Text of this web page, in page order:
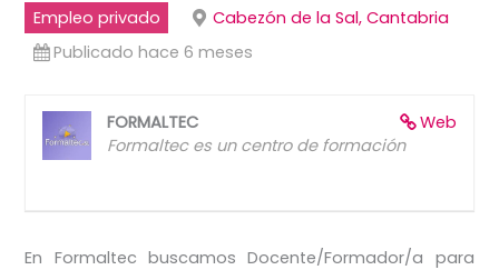
Empleo privado
Cabezón de la Sal, Cantabria
Publicado hace 6 meses
Web
FORMALTEC
Formaltec es un centro de formación
En Formaltec buscamos Docente/Formador/a para